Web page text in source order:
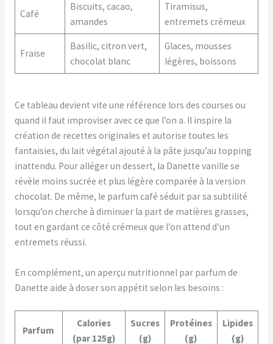
Café
Biscuits, cacao,
amandes
Tiramisus,
entremets crémeux
Fraise
Basilic, citron vert,
chocolat blanc
Glaces, mousses
légères, boissons
Ce tableau devient vite une référence lors des courses ou
quand il faut improviser avec ce que l’on a. Il inspire la
création de recettes originales et autorise toutes les
fantaisies, du lait végétal ajouté à la pâte jusqu’au topping
inattendu. Pour alléger un dessert, la Danette vanille se
révèle moins sucrée et plus légère comparée à la version
chocolat. De même, le parfum café séduit par sa subtilité
lorsqu’on cherche à diminuer la part de matières grasses,
tout en gardant ce côté crémeux que l’on attend d’un
entremets réussi.
En complément, un aperçu nutritionnel par parfum de
Danette aide à doser son appétit selon les besoins :
Parfum
Calories
(par 125g)
Sucres
(g)
Protéines
(g)
Lipides
(g)